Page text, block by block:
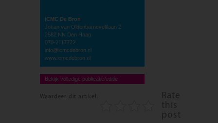
ICMC De Bron
Johan van Oldenbarneveltlaan 2
2582 NN Den Haag
070-2117722
info@icmcdebron.nl
www.icmcdebron.nl
Bekijk volledige publicatie/editie
Waardeer dit artikel:
Rate
this
post